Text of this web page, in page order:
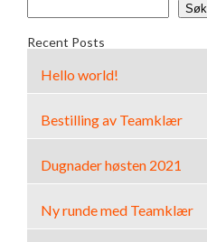
Søk
Recent Posts
Hello world!
Bestilling av Teamklær
Dugnader høsten 2021
Ny runde med Teamklær